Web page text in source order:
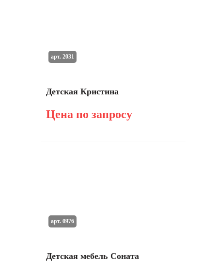
Детская Кристина
Цена по запросу
арт. 2031
Детская мебель Соната
арт. 0976